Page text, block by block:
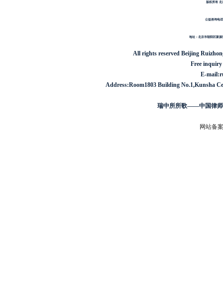
版权所有 北
公益咨询电
地址：北京市朝阳区新源
All rights reserved Beijing
Free inquiry
E-
Address:Room1803 Building No.1,Kunsha
瑞中所所歌——中国律师
网站备